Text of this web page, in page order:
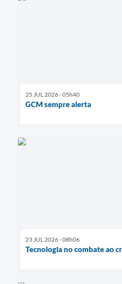
25 JUL 2026 - 05h40
GCM sempre alerta
23 JUL 2026 - 08h06
Tecnologia no combate ao